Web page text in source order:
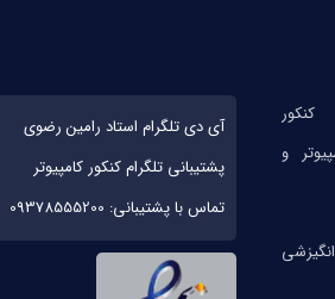
آی دی تلگرام استاد رامین رضوی
پشتیبانی تلگرام کنکور کامپیوتر
تماس با پشتیبانی: 09378555200